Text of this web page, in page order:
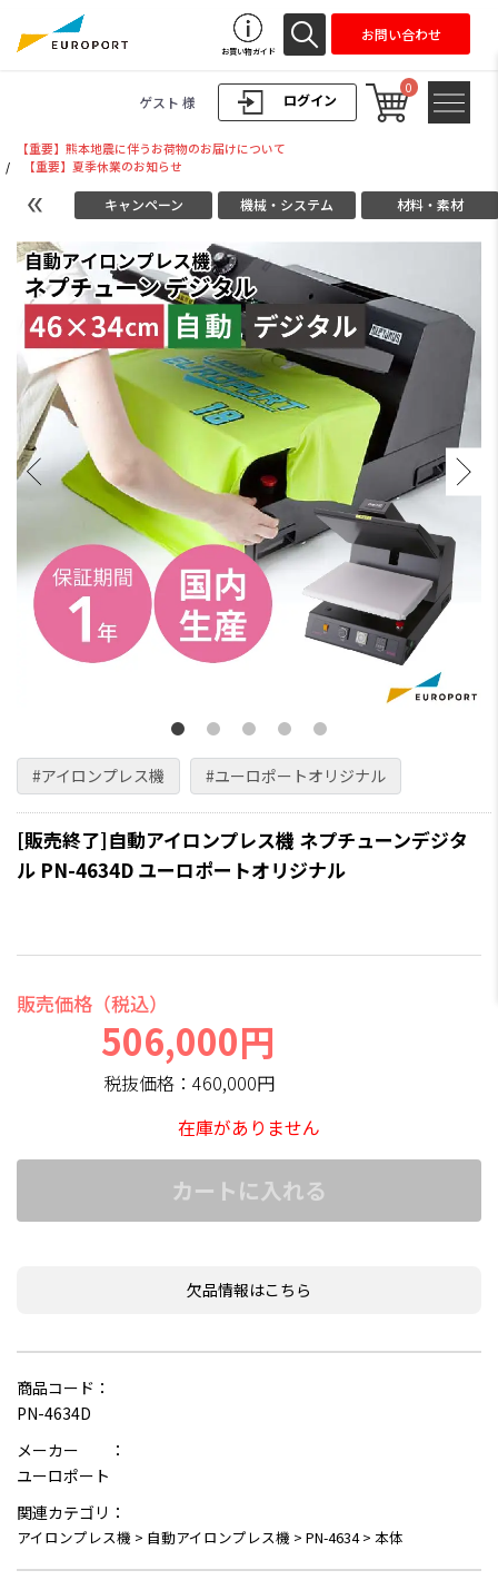
ログイン
ゲスト 様
0
お買い物ガイド
お問い合わせ
【重要】熊本地震に伴うお荷物のお届けについて
/
【重要】夏季休業のお知らせ
キャンペーン 機械・システム 材料・素材
#アイロンプレス機 #ユーロポートオリジナル
[販売終了]自動アイロンプレス機 ネプチューンデジタ
ル PN-4634D ユーロポートオリジナル
販売価格（税込）
506,000円
税抜価格：460,000円
在庫がありません
カートに入れる
欠品情報はこちら
商品コード：
PN-4634D
メーカー ：
ユーロポート
関連カテゴリ：
アイロンプレス機 > 自動アイロンプレス機 > PN-4634> 本体